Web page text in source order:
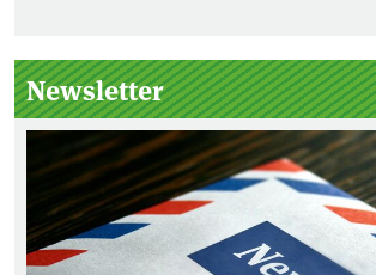
Seitenleiste
Newsletter